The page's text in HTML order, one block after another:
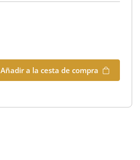
Añadir a la cesta de compra